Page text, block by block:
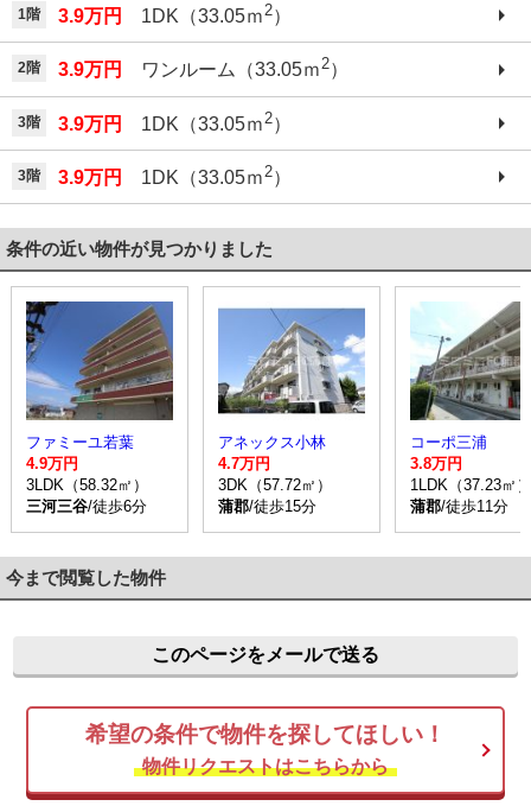
1階 3.9万円 1DK（33.05ｍ2）
2階 3.9万円 ワンルーム（33.05ｍ2）
3階 3.9万円 1DK（33.05ｍ 2）
3階 3.9万円 1DK（33.05ｍ2）
条件の近い物件が見つかりました
ファミーユ若葉
4.9万円
3LDK（58.32㎡）
三河三谷/徒歩6分
アネックス小林
4.7万円
3DK（57.72㎡）
蒲郡/徒歩15分
コーポ三浦
3.8万円
1LDK（37.23㎡）
蒲郡/徒歩11分
今まで閲覧した物件
このページをメールで送る
希望の条件で物件を探してほしい！
物件リクエストはこちらから